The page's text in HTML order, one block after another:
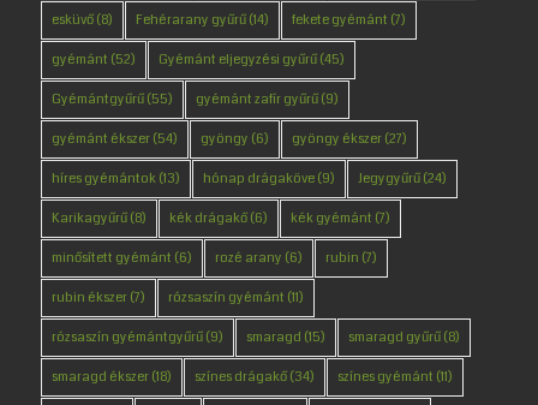
esküvő(8) Fehérarany gyűrű(14) fekete gyémánt (7)
gyémánt (52) Gyémánt eljegyzési gyűrű(45)
Gyémántgyűrű(55) gyémánt zafír gyűrű(9)
gyémánt ékszer(54) gyöngy (6) gyöngy ékszer(27)
híres gyémántok(13) hónap drágaköve(9) Jegygyűrű(24)
Karikagyűrű(8) kék drágakő(6) kék gyémánt (7)
minősített gyémánt (6) rozé arany (6) rubin (7)
rubin ékszer(7) rózsaszín gyémánt (11)
rózsaszín gyémántgyűrű(9) smaragd (15) smaragd gyűrű(8)
smaragd ékszer(18) színes drágakő(34) színes gyémánt (11)